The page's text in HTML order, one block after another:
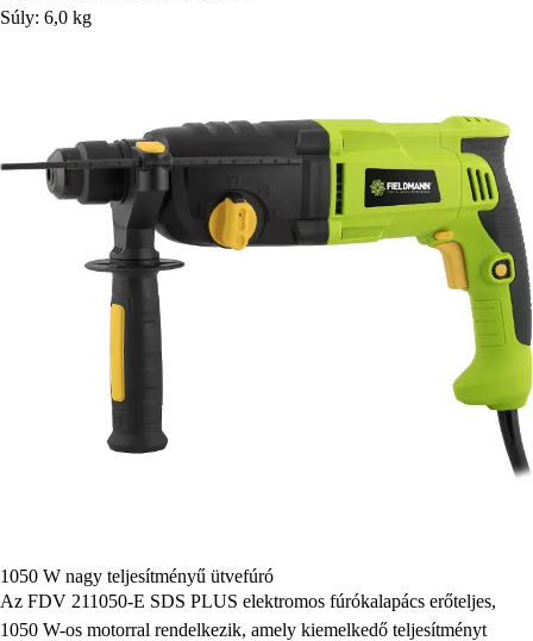
Súly: 6,0 kg
1050 W nagy teljesítményű ütvefúró
Az FDV 211050-E SDS PLUS elektromos fúrókalapács erőteljes,
1050 W-os motorral rendelkezik, amely kiemelkedő teljesítményt